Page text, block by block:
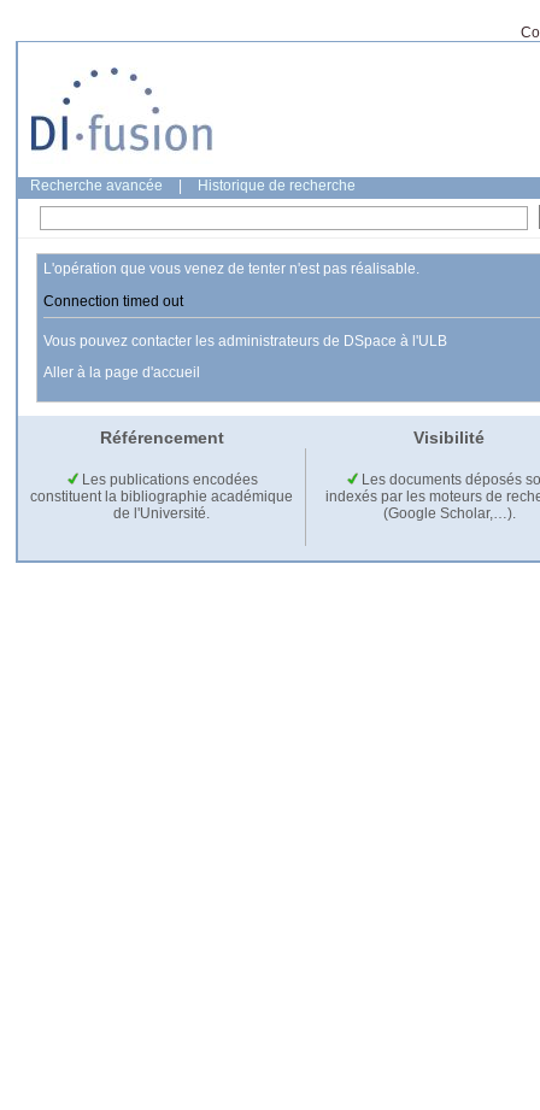
Recherche avancée Historique de recherche
L'opération que vous venez de tenter n'est pas réalisable.
Connection timed out
Vous pouvez contacter les administrateurs de DSpace à l'ULB
Aller à la page d'accueil
Référencement Visibilité
Les publications encodées
constituent la bibliographie académique
de l'Université.
Les documents déposés
indexés par les moteurs de
(Google Scholar,…).